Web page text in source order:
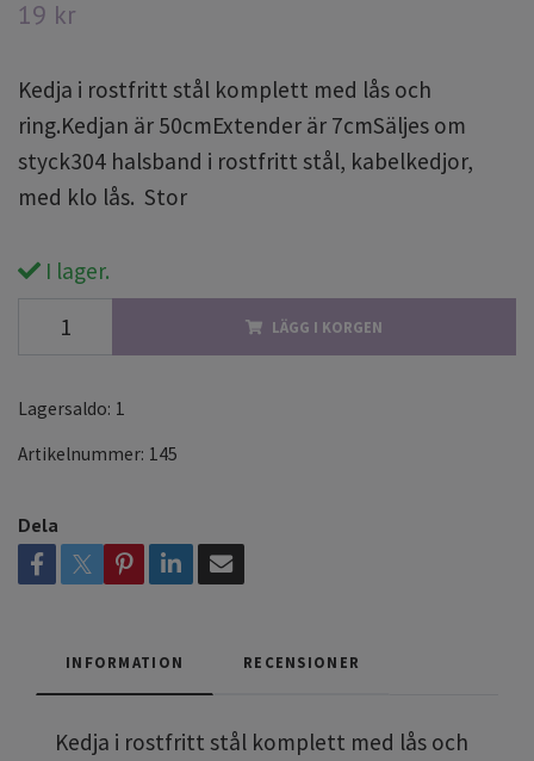
19 kr
Kedja i rostfritt stål komplett med lås och
ring.Kedjan är 50cmExtender är 7cmSäljes om
styck304 halsband i rostfritt stål, kabelkedjor,
med klo lås. Stor
I lager.
LÄGG I KORGEN
Lagersaldo: 1
Artikelnummer: 145
Dela
INFORMATION RECENSIONER
Kedja i rostfritt stål komplett med lås och